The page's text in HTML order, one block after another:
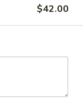
$42.00